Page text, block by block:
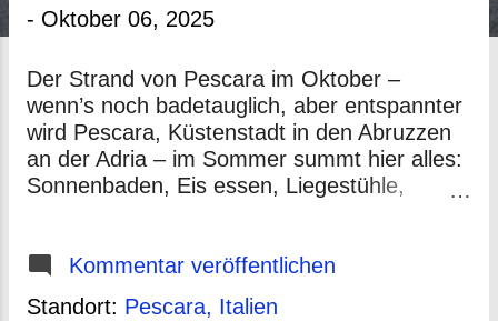
- Oktober 06, 2025
Der Strand von Pescara im Oktober –
wenn’s noch badetauglich, aber entspannter
wird Pescara, Küstenstadt in den Abruzzen
an der Adria – im Sommer summt hier alles:
Sonnenbaden, Eis essen, Liegestühle,
recherchiert, plus eigene Einschätzungen –
damit du weißt, ob sich ein Herbst-Trip lohnt.
Kommentar veröffentlichen
Standort: Pescara, Italien